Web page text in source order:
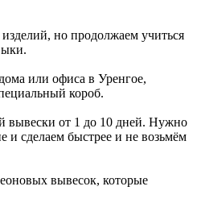
но продолжаем учиться
или офиса в Уренгое,
короб.
вывески от 1 до 10 дней. Нужно
и сделаем быстрее и не возьмём
вывесок, которые